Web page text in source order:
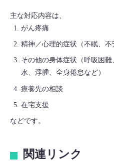
主な対応内容は、
がん疼痛
精神／心理的症状（不眠、不
その他の身体症状（呼吸困
水、浮腫、全身倦怠など）
療養先の相談
在宅支援
などです。
関連リンク